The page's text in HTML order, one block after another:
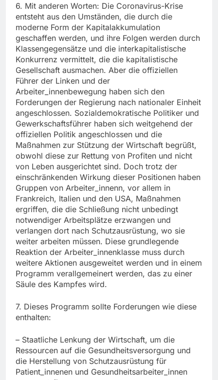
6. Mit anderen Worten: Die Coronavirus-Krise
entsteht aus den Umständen, die durch die
moderne Form der Kapitalakkumulation
geschaffen werden, und ihre Folgen werden durch
Klassengegensätze und die interkapitalistische
Konkurrenz vermittelt, die die kapitalistische
Gesellschaft ausmachen. Aber die offiziellen
Führer der Linken und der
Arbeiter_innenbewegung haben sich den
Forderungen der Regierung nach nationaler Einheit
angeschlossen. Sozialdemokratische Politiker und
Gewerkschaftsführer haben sich weitgehend der
offiziellen Politik angeschlossen und die
Maßnahmen zur Stützung der Wirtschaft begrüßt,
obwohl diese zur Rettung von Profiten und nicht
von Leben ausgerichtet sind. Doch trotz der
einschränkenden Wirkung dieser Positionen haben
Gruppen von Arbeiter_innenn, vor allem in
Frankreich, Italien und den USA, Maßnahmen
ergriffen, die die Schließung nicht unbedingt
notwendiger Arbeitsplätze erzwangen und
verlangen dort nach Schutzausrüstung, wo sie
weiter arbeiten müssen. Diese grundlegende
Reaktion der Arbeiter_innenklasse muss durch
weitere Aktionen ausgeweitet werden und in einem
Programm verallgemeinert werden, das zu einer
Säule des Kampfes wird.
7. Dieses Programm sollte Forderungen wie diese
enthalten:
– Staatliche Lenkung der Wirtschaft, um die
Ressourcen auf die Gesundheitsversorgung und
die Herstellung von Schutzausrüstung für
Patient_innenen und Gesundheitsarbeiter_innen